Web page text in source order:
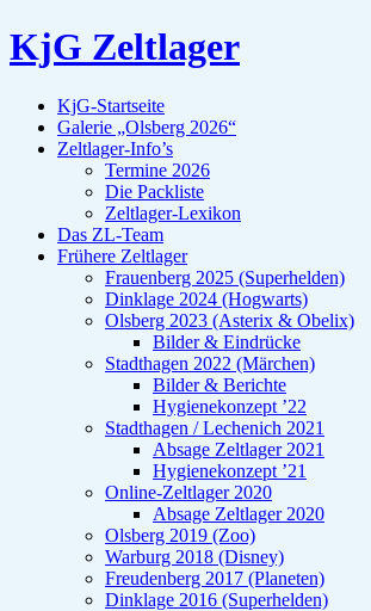
KjG Zeltlager
KjG-Startseite
Galerie „Olsberg 2026“
Zeltlager-Info’s
Termine 2026
Die Packliste
Zeltlager-Lexikon
Das ZL-Team
Frühere Zeltlager
Frauenberg 2025 (Superhelden)
Dinklage 2024 (Hogwarts)
Olsberg 2023 (Asterix & Obelix)
Bilder & Eindrücke
Stadthagen 2022 (Märchen)
Bilder & Berichte
Hygienekonzept ’22
Stadthagen / Lechenich 2021
Absage Zeltlager 2021
Hygienekonzept ’21
Online-Zeltlager 2020
Absage Zeltlager 2020
Olsberg 2019 (Zoo)
Warburg 2018 (Disney)
Freudenberg 2017 (Planeten)
Dinklage 2016 (Superhelden)